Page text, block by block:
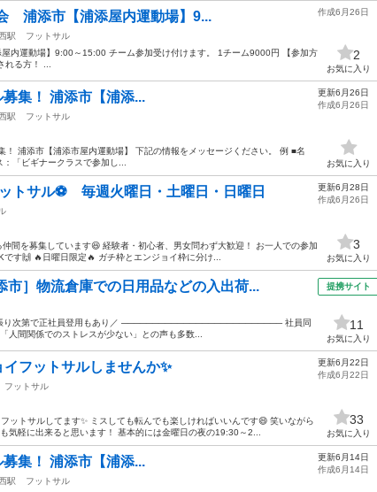
浦添市【浦添屋内運動場】9...
駅
フットサル
内運動場】9:00～15:00 チーム参加受け付けます。 1チーム9000円 【参加方
る方！ ...
作成6月26日
2
お気に入り
集！ 浦添市【浦添...
駅
フットサル
浦添市【浦添市屋内運動場】 下記の情報をメッセージください。 例 ■名
「ビギナークラスで参加し...
更新6月26日
作成6月26日
お気に入り
トサル⚽️ 毎週火曜日・土曜日・日曜日
間を募集しています😆 経験者・初心者、男女問わず大歓迎！ お一人での参加
す🙌 🔥日曜日限定🔥 ガチ枠とエンジョイ枠に分け...
更新6月28日
作成6月26日
3
お気に入り
市］物流倉庫での日用品などの入出荷...
り次第で正社員登用もあり／ ────────────────────────── 社員同
人間関係でのストレスが少ない」との声も多数...
提携サイト
11
お気に入り
イフットサルしませんか✨
フットサル
ットサルしてます✨ ミスしても転んでも楽しければいいんです😄 笑いながら
気軽に出来ると思います！ 基本的には金曜日の夜の19:30～2...
更新6月22日
作成6月22日
33
お気に入り
集！ 浦添市【浦添...
駅
フットサル
更新6月14日
作成6月14日